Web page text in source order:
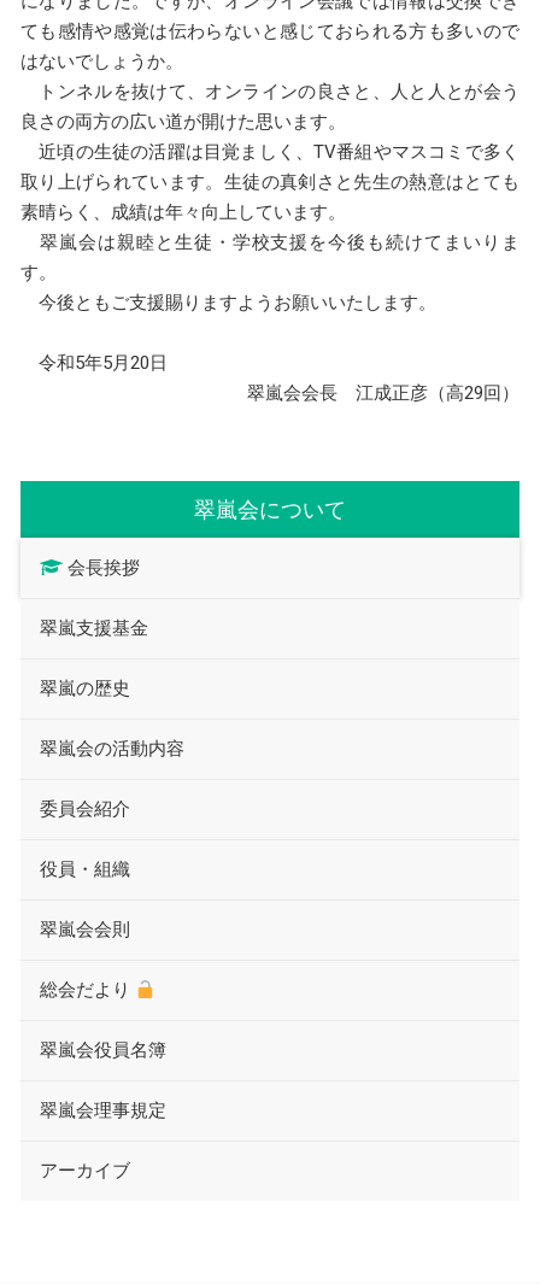
ても感情や感覚は伝わらないと感じておられる方も多いので
はないでしょうか。
トンネルを抜けて、オンラインの良さと、人と人とが会う
良さの両方の広い道が開けた思います。
近頃の生徒の活躍は目覚ましく、TV番組やマスコミで多く
取り上げられています。生徒の真剣さと先生の熱意はとても
素晴らく、成績は年々向上しています。
翠嵐会は親睦と生徒・学校支援を今後も続けてまいりま
す。
今後ともご支援賜りますようお願いいたします。
令和5年5月20日
翠嵐会会長 江成正彦（高29回）
翠嵐会について
会長挨拶
翠嵐支援基金
翠嵐の歴史
翠嵐会の活動内容
委員会紹介
役員・組織
翠嵐会会則
総会だより
翠嵐会役員名簿
翠嵐会理事規定
アーカイブ